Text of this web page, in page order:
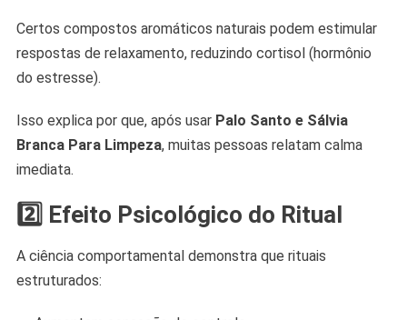
Certos compostos aromáticos naturais podem estimular
respostas de relaxamento, reduzindo cortisol (hormônio
do estresse).
Isso explica por que, após usar Palo Santo e Sálvia
Branca Para Limpeza, muitas pessoas relatam calma
imediata.
2️⃣ Efeito Psicológico do Ritual
A ciência comportamental demonstra que rituais
estruturados: